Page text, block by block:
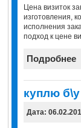
Цена визиток
изготовления,
исполнения
подход к цене
Подробнее
куплю
Дата: